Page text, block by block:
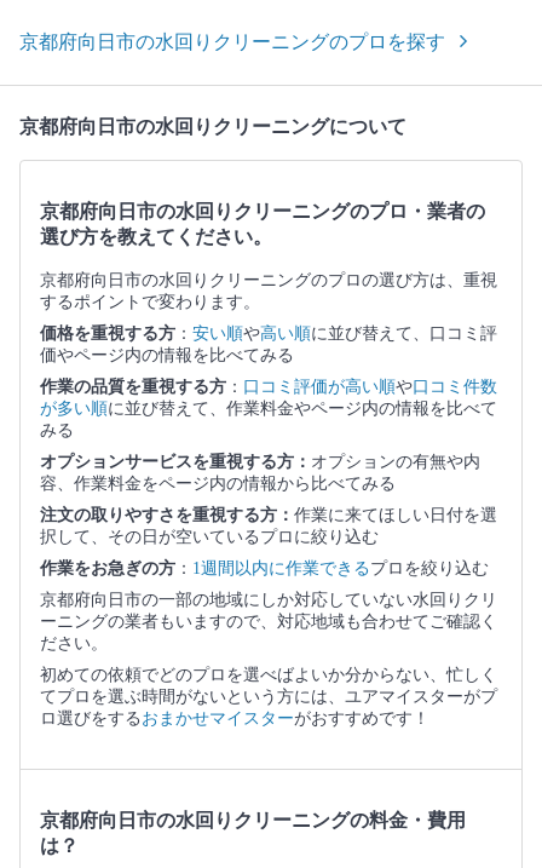
京都府向日市の水回りクリーニングのプロを探す
京都府向日市の水回りクリーニングについて
京都府向日市の水回りクリーニングのプロ・業者の
選び方を教えてください。
京都府向日市の水回りクリーニングのプロの選び方は、重視
するポイントで変わります。
価格を重視する方 ： 安い順や高い順に並び替えて、口コミ評
価やページ内の情報を比べてみる
作業の品質を重視する方 ： 口コミ評価が高い順や口コミ件数
が多い順に並び替えて、作業料金やページ内の情報を比べて
みる
オプションサービスを重視する方： オプションの有無や内
容、作業料金をページ内の情報から比べてみる
注文の取りやすさを重視する方： 作業に来てほしい日付を選
択して、その日が空いているプロに絞り込む
作業をお急ぎの方 ： 1週間以内に作業できるプロを絞り込む
京都府向日市の一部の地域にしか対応していない水回りクリ
ーニングの業者もいますので、対応地域も合わせてご確認く
ださい。
初めての依頼でどのプロを選べばよいか分からない、忙しく
てプロを選ぶ時間がないという方には、ユアマイスターがプ
ロ選びをする おまかせマイスターがおすすめです！
京都府向日市の水回りクリーニングの料金・費用
は？